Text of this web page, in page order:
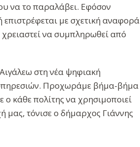
να το παραλάβει. Εφόσον
με σχετική αναφορά
να συμπληρωθεί από
στη νέα ψηφιακή
Προχωράμε βήμα-βήμα
κάθε πολίτης να χρησιμοποιεί
μας, τόνισε ο δήμαρχος Γιάννης